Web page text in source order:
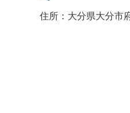
住所：大分県大分市